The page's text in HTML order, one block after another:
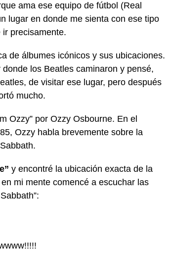
ama ese equipo de fútbol (Real
lugar en donde me sienta con ese tipo
precisamente.
de álbumes icónicos y sus ubicaciones.
los Beatles caminaron y pensé,
de visitar ese lugar, pero después
mucho.
Ozzy” por Ozzy Osbourne. En el
Ozzy habla brevemente sobre la
y encontré la ubicación exacta de la
mi mente comencé a escuchar las